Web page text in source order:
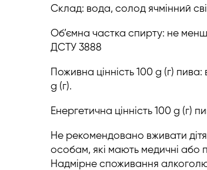
Склад: вода, солод ячмінний
Об’ємна частка спирту: не
ДСТУ 3888
Поживна цінність 100 g (г) пива:
g (г).
Енергетична цінність 100 g (г)
Не рекомендовано вживати
особам, які мають медичні або
Надмірне споживання